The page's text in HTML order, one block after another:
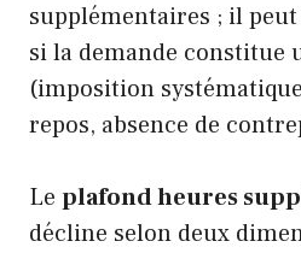
supplémentaires ; il
si la demande constitue
(imposition
repos, absence de
Le plafond heures
décline selon deux